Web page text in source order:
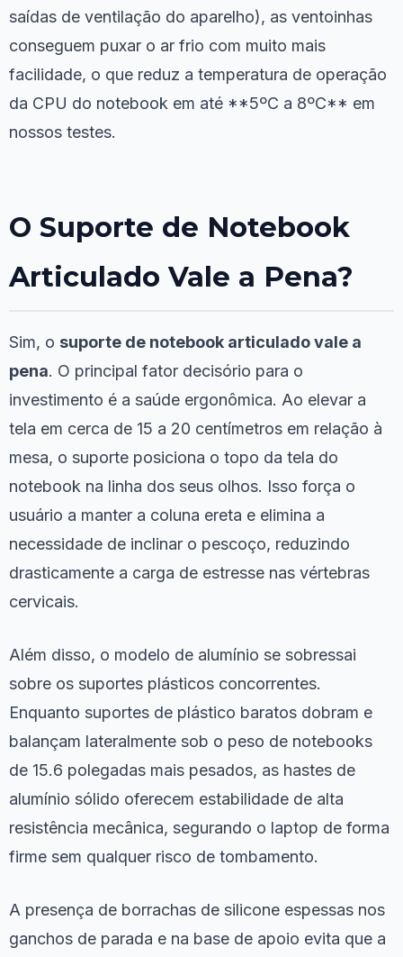
saídas de ventilação do aparelho), as ventoinhas
conseguem puxar o ar frio com muito mais
facilidade, o que reduz a temperatura de operação
da CPU do notebook em até **5ºC a 8ºC** em
nossos testes.
O Suporte de Notebook
Articulado Vale a Pena?
Sim, o suporte de notebook articulado vale a
pena. O principal fator decisório para o
investimento é a saúde ergonômica. Ao elevar a
tela em cerca de 15 a 20 centímetros em relação à
mesa, o suporte posiciona o topo da tela do
notebook na linha dos seus olhos. Isso força o
usuário a manter a coluna ereta e elimina a
necessidade de inclinar o pescoço, reduzindo
drasticamente a carga de estresse nas vértebras
cervicais.
Além disso, o modelo de alumínio se sobressai
sobre os suportes plásticos concorrentes.
Enquanto suportes de plástico baratos dobram e
balançam lateralmente sob o peso de notebooks
de 15.6 polegadas mais pesados, as hastes de
alumínio sólido oferecem estabilidade de alta
resistência mecânica, segurando o laptop de forma
firme sem qualquer risco de tombamento.
A presença de borrachas de silicone espessas nos
ganchos de parada e na base de apoio evita que a